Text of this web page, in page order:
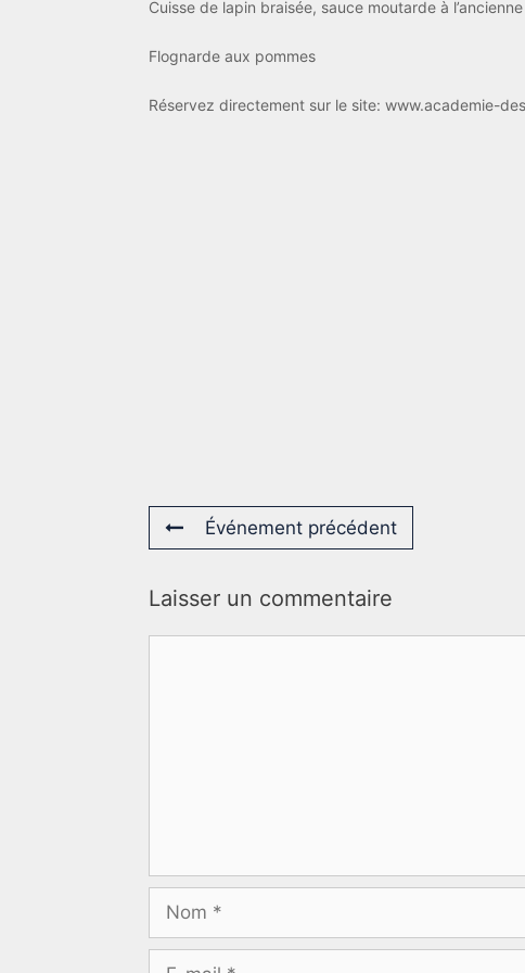
Cuisse de lapin braisée, sauce moutarde à l’ancienne
Flognarde aux pommes
Réservez directement sur le site: www.academie-
Événement précédent
Laisser un commentaire
Nom